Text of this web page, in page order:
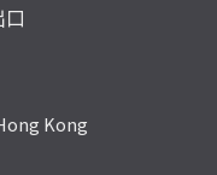
口
Kong